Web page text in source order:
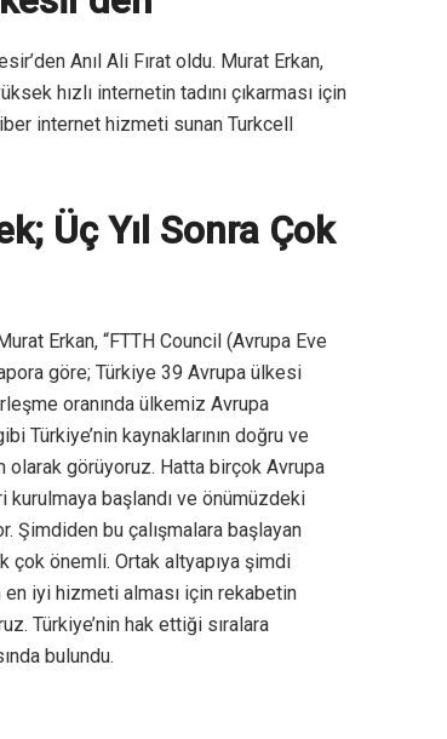
Anıl Ali Fırat oldu. Murat Erkan,
hızlı internetin tadını çıkarması için
internet hizmeti sunan Turkcell
Üç Yıl Sonra Çok
Erkan, “FTTH Council (Avrupa Eve
göre; Türkiye 39 Avrupa ülkesi
oranında ülkemiz Avrupa
Türkiye’nin kaynaklarının doğru ve
olarak görüyoruz. Hatta birçok Avrupa
kurulmaya başlandı ve önümüzdeki
Şimdiden bu çalışmalara başlayan
çok önemli. Ortak altyapıya şimdi
en iyi hizmeti alması için rekabetin
Türkiye’nin hak ettiği sıralara
bulundu.